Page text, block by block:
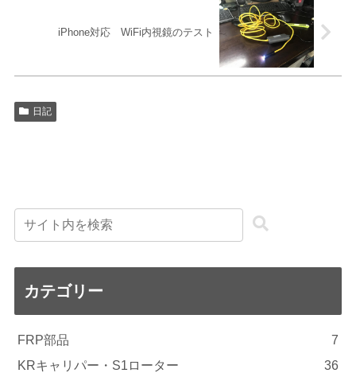
iPhone対応 WiFi内視鏡のテスト
日記
カテゴリー
FRP部品
7
KRキャリパー・S1ローター
36